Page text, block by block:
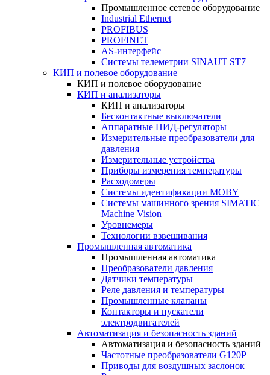
Промышленное сетевое оборудование
Industrial Ethernet
PROFIBUS
PROFINET
AS-интерфейс
Системы телеметрии SINAUT ST7
КИП и полевое оборудование
КИП и полевое оборудование
КИП и анализаторы
КИП и анализаторы
Бесконтактные выключатели
Аппаратные ПИД-регуляторы
Измерительные преобразователи для
давления
Измерительные устройства
Приборы измерения температуры
Расходомеры
Системы идентификации MOBY
Системы машинного зрения SIMATIC
Machine Vision
Уровнемеры
Технологии взвешивания
Промышленная автоматика
Промышленная автоматика
Преобразователи давления
Датчики температуры
Реле давления и температуры
Промышленные клапаны
Контакторы и пускатели
электродвигателей
Автоматизация и безопасность зданий
Автоматизация и безопасность зданий
Частотные преобразователи G120P
Приводы для воздушных заслонок